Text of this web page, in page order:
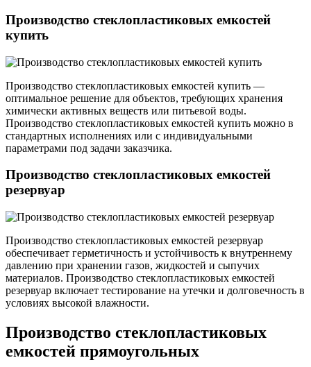
Производство стеклопластиковых емкостей
купить
Производство стеклопластиковых емкостей купить —
оптимальное решение для объектов, требующих хранения
химически активных веществ или питьевой воды.
Производство стеклопластиковых емкостей купить можно в
стандартных исполнениях или с индивидуальными
параметрами под задачи заказчика.
Производство стеклопластиковых емкостей
резервуар
Производство стеклопластиковых емкостей резервуар
обеспечивает герметичность и устойчивость к внутреннему
давлению при хранении газов, жидкостей и сыпучих
материалов. Производство стеклопластиковых емкостей
резервуар включает тестирование на утечки и долговечность в
условиях высокой влажности.
Производство стеклопластиковых
емкостей прямоугольных